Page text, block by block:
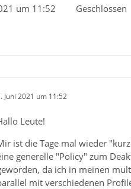
um 11:52 Geschlossen
Juni 2021 um 11:52
Leute!
ist die Tage mal wieder
generelle "Policy" zum
da ich in meinen
mit verschiedenen